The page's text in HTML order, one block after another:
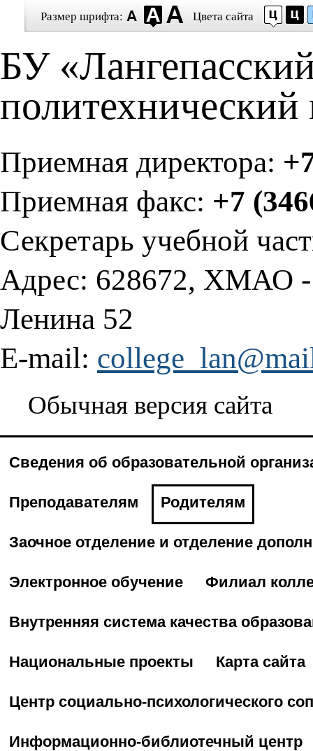
Размер шрифта: Цвета сайта
БУ
политехнический
Приемная директора:
Приемная факс: +7
Секретарь учебной
Адрес: 628672, ХМАО -
Ленина 52
E-mail:
Обычная версия сайта
Сведения об образовательной
Преподавателям Родителям
Заочное отделение и отделение
Электронное обучение Филиал
Внутренняя система качества
Национальные проекты Карта сайта
Центр социально-психологического
Информационно-библиотечный центр